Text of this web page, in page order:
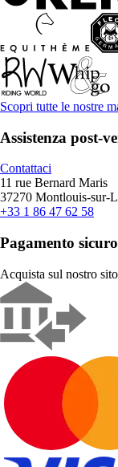
Scopri tutte le nostre
Assistenza post-
Contattaci
11 rue Bernard Maris
37270 Montlouis-sur-
+33 1 86 47 62 58
Pagamento sicuro
Acquista sul nostro